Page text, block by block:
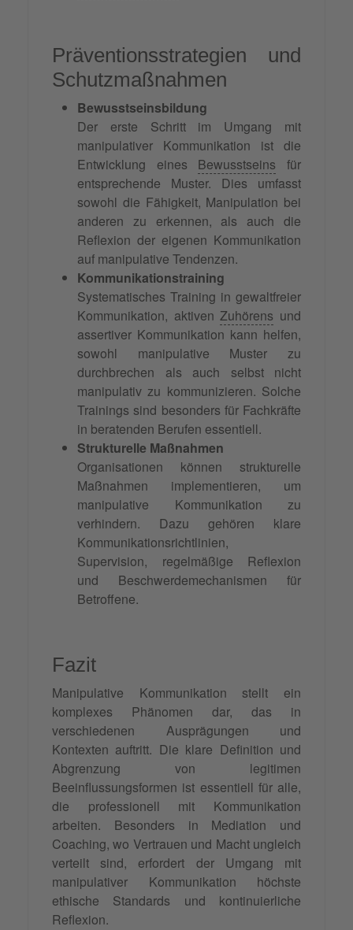
Präventionsstrategien und
Schutzmaßnahmen
Bewusstseinsbildung
Der erste Schritt im Umgang mit
manipulativer Kommunikation ist die
Entwicklung eines Bewusstseins für
entsprechende Muster. Dies umfasst
sowohl die Fähigkeit, Manipulation bei
anderen zu erkennen, als auch die
Reflexion der eigenen Kommunikation
auf manipulative Tendenzen.
Kommunikationstraining
Systematisches Training in gewaltfreier
Kommunikation, aktivenZuhörens und
assertiver Kommunikation kann helfen,
sowohl manipulative Muster zu
durchbrechen als auch selbst nicht
manipulativ zu kommunizieren. Solche
Trainings sind besonders für Fachkräfte
in beratenden Berufen essentiell.
Strukturelle Maßnahmen
Organisationen können strukturelle
Maßnahmen implementieren, um
manipulative Kommunikation zu
verhindern. Dazu gehören klare
Kommunikationsrichtlinien,
Supervision, regelmäßige Reflexion
und Beschwerdemechanismen für
Betroffene.
Fazit
Manipulative Kommunikation stellt ein
komplexes Phänomen dar, das in
verschiedenen Ausprägungen und
Kontexten auftritt. Die klare Definition und
Abgrenzung von legitimen
Beeinflussungsformen ist essentiell für alle,
die professionell mit Kommunikation
arbeiten. Besonders in Mediation und
Coaching, wo Vertrauen und Macht ungleich
verteilt sind, erfordert der Umgang mit
manipulativer Kommunikation höchste
ethische Standards und kontinuierliche
Reflexion.